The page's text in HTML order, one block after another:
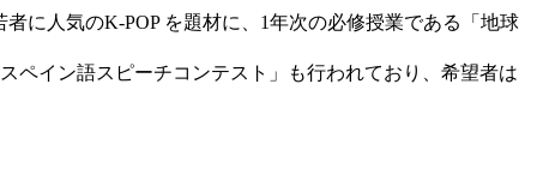
に人気のK-POP を題材に、1年次の必修授業である「地球
ペイン語スピーチコンテスト」も行われており、希望者は